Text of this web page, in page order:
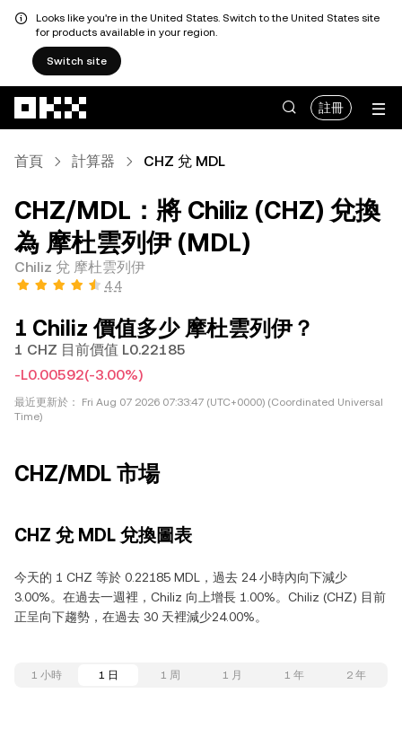
Looks like you're in the United States. Switch to the United States site
for products available in your region.
Switch site
註冊
首頁 計算器 CHZ 兌 MDL
CHZ/MDL：將 Chiliz (CHZ) 兌換
為 摩杜雲列伊 (MDL)
Chiliz 兌 摩杜雲列伊
4.4
1 Chiliz 價值多少 摩杜雲列伊？
1 CHZ 目前價值 L0.22185
-L0.00592(-3.00%)
最近更新於：
Fri Aug 07 2026 07:33:47 (UTC+0000) (Coordinated Universal
Time)
CHZ/MDL 市場
CHZ 兌 MDL 兌換圖表
今天的 1 CHZ 等於 0.22185 MDL，過去 24 小時內向下減少
3.00%。在過去一週裡，Chiliz 向上增長 1.00%。Chiliz (CHZ) 目前
正呈向下趨勢，在過去 30 天裡減少24.00%。
1 小時 1 日 1 周 1 月 1 年 2 年